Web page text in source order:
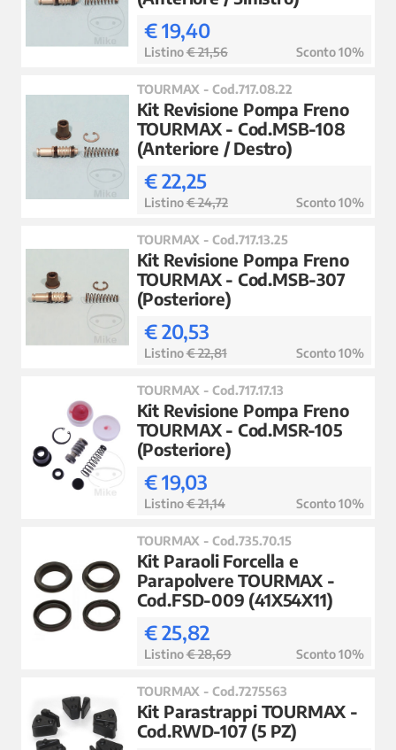
€ 19,40
Listino€ 21,56 Sconto 10%
TOURMAX - Cod.717.08.22
Kit Revisione Pompa Freno
TOURMAX - Cod.MSB-108
(Anteriore / Destro)
€ 22,25
Listino€ 24,72 Sconto 10%
TOURMAX - Cod.717.13.25
Kit Revisione Pompa Freno
TOURMAX - Cod.MSB-307
(Posteriore)
€ 20,53
Listino€ 22,81 Sconto 10%
TOURMAX - Cod.717.17.13
Kit Revisione Pompa Freno
TOURMAX - Cod.MSR-105
(Posteriore)
€ 19,03
Listino€ 21,14 Sconto 10%
TOURMAX - Cod.735.70.15
Kit Paraoli Forcella e
Parapolvere TOURMAX -
Cod.FSD-009 (41X54X11)
€ 25,82
Listino€ 28,69 Sconto 10%
TOURMAX - Cod.7275563
Kit Parastrappi TOURMAX -
Cod.RWD-107 (5 PZ)